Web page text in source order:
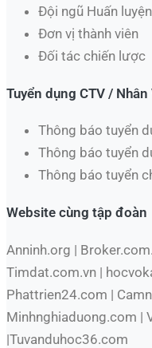
Đội ngũ Huấn
Đơn vị thành viên
Đối tác chiến lược
Tuyển dụng CTV / Nhân
Thông báo tuyển
Thông báo tuyển
Thông báo tuyển
Website cùng tập đoàn
Anninh.org |
Timdat.com.vn |
Phattrien24.com |
Minhnghiaduong.com |
|Tuvanduhoc36.com